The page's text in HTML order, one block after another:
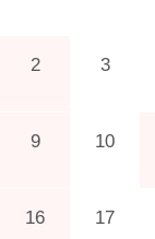
2 3
9 10
16 17